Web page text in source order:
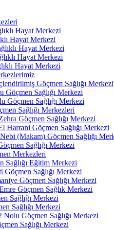
Hayat Merkezi
Hayat Merkezi
Hayat Merkezi
Hayat Merkezi
Hayat Merkezi
Göçmen Sağlığı Merkezi
Göçmen Sağlığı Merkezi
Göçmen Sağlığı Merkezi
Sağlığı Merkezleri
Göçmen Sağlığı Merkezi
Harrani Göçmen Sağlığı Merkezi
(Makam) Göçmen Sağlığı
Sağlığı Merkezi
Merkezleri
Sağlığı Eğitim Merkezi
Göçmen Sağlığı Merkezi
Göçmen Sağlığı Merkezi
Göçmen Sağlık Merkezi
Sağlığı Merkezi
Sağlığı Merkezi
Nolu Göçmen Sağlığı Merkezi
Sağlığı Merkezi